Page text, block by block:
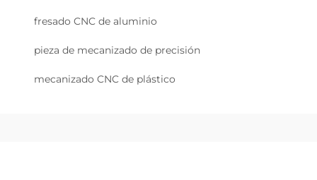
fresado CNC de aluminio
pieza de mecanizado de precisión
mecanizado CNC de plástico